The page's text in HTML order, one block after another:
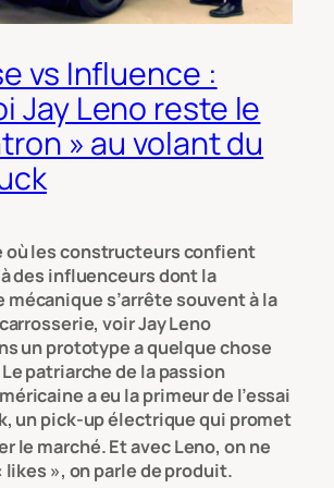
vs Influence :
Jay Leno reste le
» au volant du
où les constructeurs confient
des influenceurs dont la
mécanique s’arrête souvent à la
voir Jay Leno
un prototype a quelque chose
patriarche de la passion
a eu la primeur de l’essai
un pick-up électrique qui promet
le marché.Et avec Leno, on ne
likes », on parle de produit.